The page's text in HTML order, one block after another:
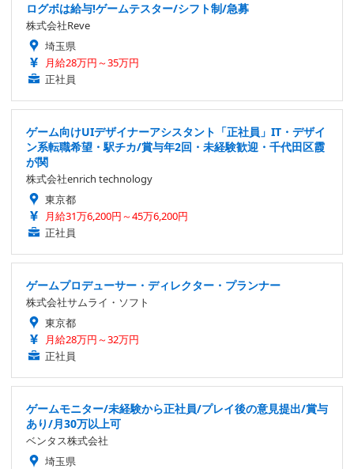
ログボは給与!ゲームテスター/シフト制/急募
株式会社Reve
埼玉県
月給28万円～35万円
正社員
ゲーム向けUIデザイナーアシスタント「正社員」IT・デザイ
ン系転職希望・駅チカ/賞与年2回・未経験歓迎・千代田区霞
が関
株式会社enrich technology
東京都
月給31万6,200円～45万6,200円
正社員
ゲームプロデューサー・ディレクター・プランナー
株式会社サムライ・ソフト
東京都
月給28万円～32万円
正社員
ゲームモニター/未経験から正社員/プレイ後の意見提出/賞与
あり/月30万以上可
ベンタス株式会社
埼玉県